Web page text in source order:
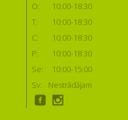
O:
10:00-18:30
T:
10:00-18:30
C:
10:00-18:30
P:
10:00-18:30
Se:
10:00-15:00
Sv:
Nestrādājam